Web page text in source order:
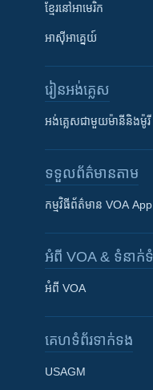
ខ្មែរ​នៅអាមេរិក
អាស៊ីអាគ្នេយ៍
រៀន​​អង់គ្លេស
អង់គ្លេស​ជាមួយ​ម៉ានី​និង​ម៉ូរី
ទទួល​ព័ត៌មាន​តាម
កម្មវិធី​ព័ត៌មាន VOA App
អំពី​ VOA & ទំនាក់
អំពី​ VOA
គេហទំព័រ​​ទាក់ទង
USAGM